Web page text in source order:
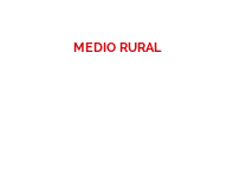
MEDIO RURAL